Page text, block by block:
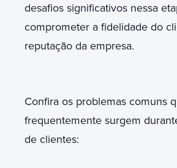
desafios significativos nessa
comprometer a fidelidade do
reputação da empresa.
Confira os problemas comuns
frequentemente surgem
de clientes: